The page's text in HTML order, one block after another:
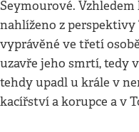
Seymourové.
nahlíženo z perspektivy
vyprávěné ve třetí
uzavře jeho smrtí, tedy
tehdy upadl u krále v
kacířství a korupce a v